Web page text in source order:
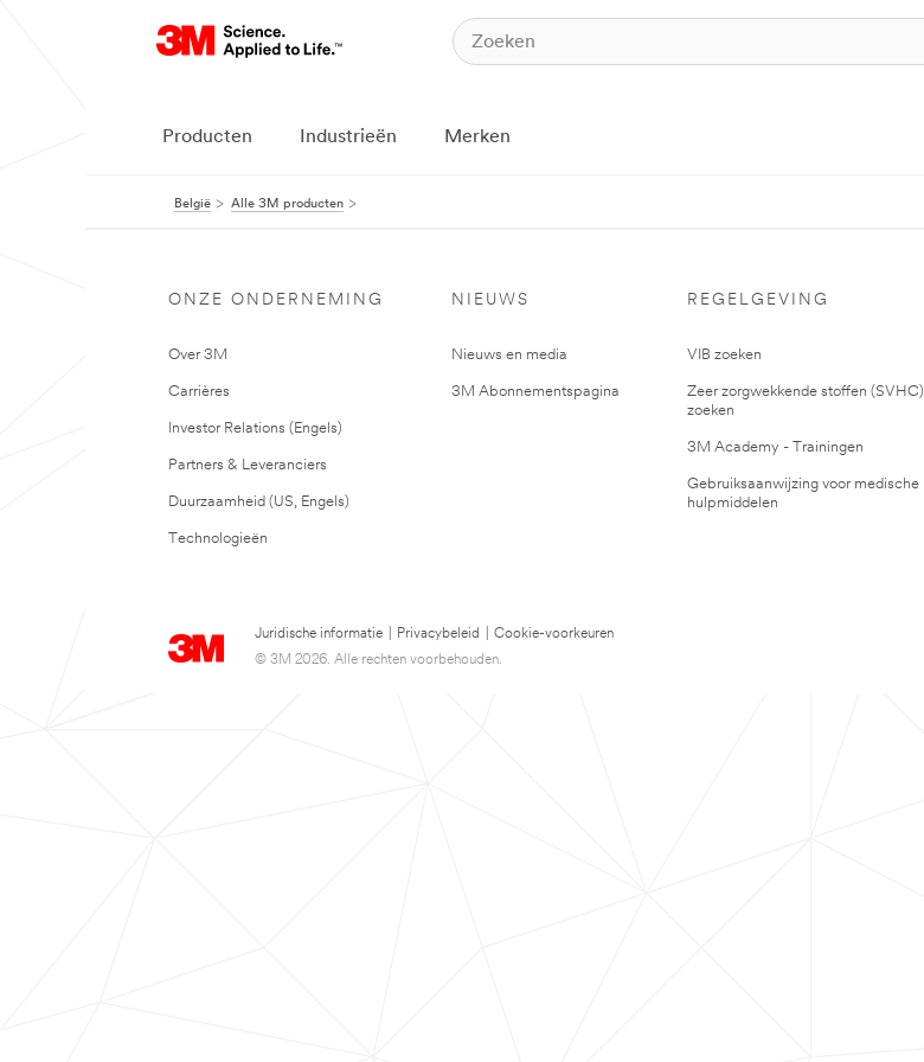
Producten Industrieën Merken
België Alle 3M producten
ONZE ONDERNEMING
Over 3M
Carrières
Investor Relations (Engels)
Partners & Leveranciers
Duurzaamheid (US, Engels)
Technologieën
NIEUWS
Nieuws en media
3M Abonnementspagina
REGELGEVING
VIB zoeken
Zeer zorgwekkende stoffen (SVHC)
zoeken
3M Academy - Trainingen
Gebruiksaanwijzing voor medische
hulpmiddelen
Juridische informatie Privacybeleid
Cookie-voorkeuren
© 3M 2026. Alle rechten voorbehouden.